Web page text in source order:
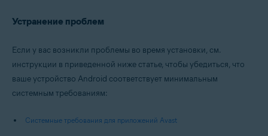
Устранение проблем
Если у вас возникли проблемы во время установки, см.
инструкции в приведенной ниже статье, чтобы убедиться, что
ваше устройство Android соответствует минимальным
системным требованиям:
Системные требования для приложений Avast